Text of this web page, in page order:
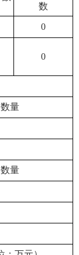
数
0
0
量
量